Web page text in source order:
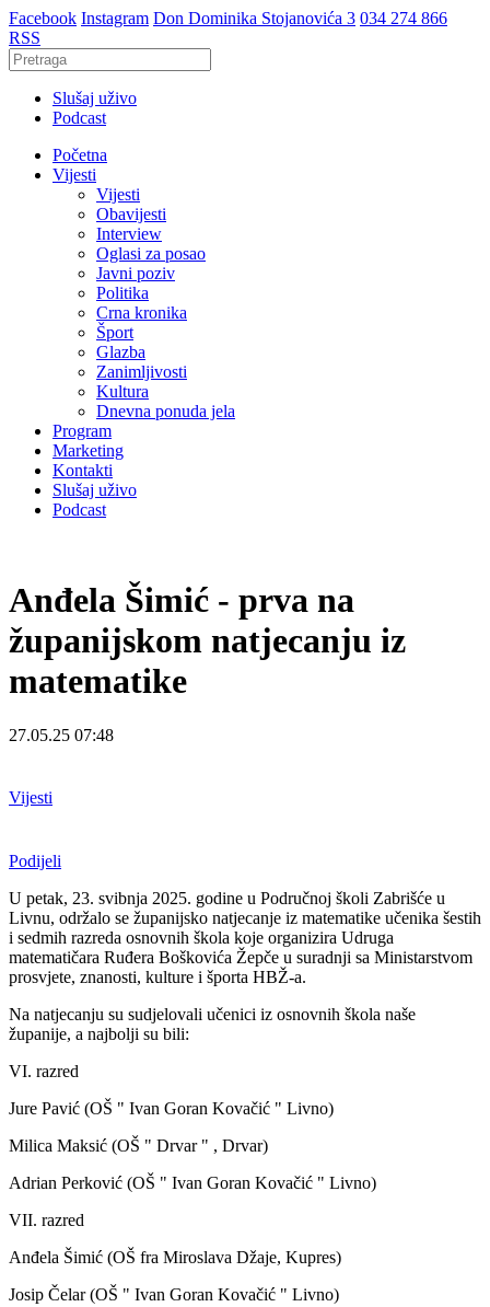
Facebook Instagram Don Dominika Stojanovića 3 034 274 866
RSS
Slušaj uživo
Podcast
Početna
Vijesti
Vijesti
Obavijesti
Interview
Oglasi za posao
Javni poziv
Politika
Crna kronika
Šport
Glazba
Zanimljivosti
Kultura
Dnevna ponuda jela
Program
Marketing
Kontakti
Slušaj uživo
Podcast
Anđela Šimić - prva na
županijskom natjecanju iz
matematike
27.05.25 07:48
Vijesti
Podijeli
U petak, 23. svibnja 2025. godine u Područnoj školi Zabrišće u
Livnu, održalo se županijsko natjecanje iz matematike učenika šestih
i sedmih razreda osnovnih škola koje organizira Udruga
matematičara Ruđera Boškovića Žepče u suradnji sa Ministarstvom
prosvjete, znanosti, kulture i športa HBŽ-a.
Na natjecanju su sudjelovali učenici iz osnovnih škola naše
županije, a najbolji su bili:
VI. razred
Jure Pavić (OŠ " Ivan Goran Kovačić " Livno)
Milica Maksić (OŠ " Drvar " , Drvar)
Adrian Perković (OŠ " Ivan Goran Kovačić " Livno)
VII. razred
Anđela Šimić (OŠ fra Miroslava Džaje, Kupres)
Josip Čelar (OŠ " Ivan Goran Kovačić " Livno)